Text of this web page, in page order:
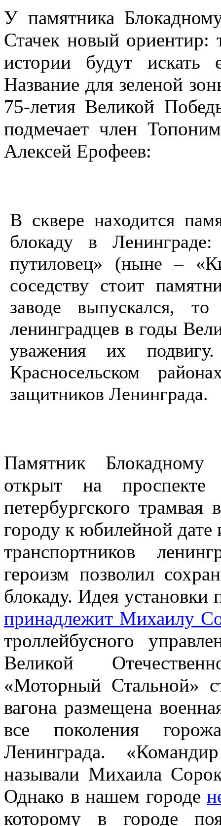
У памятника
Стачек новый ориентир:
истории будут искать
Название для зеленой
75-летия Великой
подмечает член
Алексей Ерофеев:
В сквере находится
блокаду в
путиловец» (ныне –
соседству стоит
заводе выпускался,
ленинградцев в годы
уважения их
Красносельском
защитников Ленинграда.
Памятник
открыт на
петербургского
городу к юбилейной
транспортников
героизм позволил
блокаду. Идея
принадлежит Михаилу
троллейбусного
Великой
«Моторный Стальной»
вагона размещена
все поколения
Ленинграда.
называли Михаила
Однако в нашем городе
которому в городе